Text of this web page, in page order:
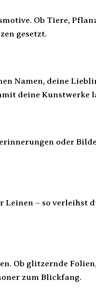
Ob Tiere,
gesetzt.
Namen, deine
deine Kunstwerke
oder
Leinen – so verleihst
Ob glitzernde
zum Blickfang.